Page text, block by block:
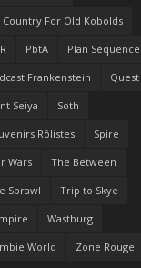
Country For Old Kobolds
PbtA Plan Séquence
Frankenstein Quest
Seiya Soth
Rôlistes Spire
Wars The Between
Sprawl Trip to Skye
Wastburg
World Zone Rouge